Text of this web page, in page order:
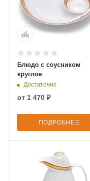
Блюдо с соусником
круглое
Достаточно
от 1 470 ₽
ПОДРОБНЕЕ